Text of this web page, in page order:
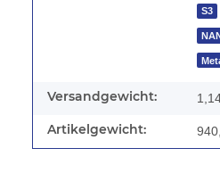
S3
Versandgewicht:
Artikelgewicht: